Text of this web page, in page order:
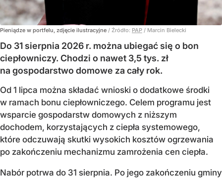
Pieniądze w portfelu, zdjęcie ilustracyjne / Źródło: PAP / Marcin Bielecki
Do 31 sierpnia 2026 r. można ubiegać się o bon
ciepłowniczy. Chodzi o nawet 3,5 tys. zł
na gospodarstwo domowe za cały rok.
Od 1 lipca można składać wnioski o dodatkowe środki
w ramach bonu ciepłowniczego. Celem programu jest
wsparcie gospodarstw domowych z niższym
dochodem, korzystających z ciepła systemowego,
które odczuwają skutki wysokich kosztów ogrzewania
po zakończeniu mechanizmu zamrożenia cen ciepła.
Nabór potrwa do 31 sierpnia. Po jego zakończeniu gminy